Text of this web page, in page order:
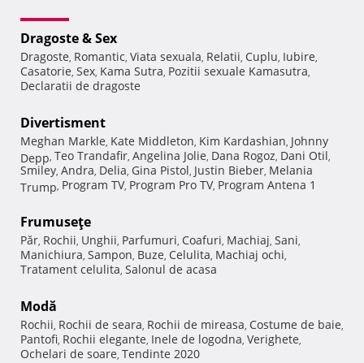
Dragoste & Sex
Dragoste, Romantic, Viata sexuala, Relatii, Cuplu, Iubire,
Casatorie, Sex, Kama Sutra, Pozitii sexuale Kamasutra,
Declaratii de dragoste
Divertisment
Meghan Markle, Kate Middleton, Kim Kardashian, Johnny
Depp, Teo Trandafir, Angelina Jolie, Dana Rogoz, Dani Otil,
Smiley, Andra, Delia, Gina Pistol, Justin Bieber, Melania
Trump, Program TV, Program Pro TV, Program Antena 1
Frumuseţe
Păr, Rochii, Unghii, Parfumuri, Coafuri, Machiaj, Sani,
Manichiura, Sampon, Buze, Celulita, Machiaj ochi,
Tratament celulita, Salonul de acasa
Modă
Rochii, Rochii de seara, Rochii de mireasa, Costume de baie,
Pantofi, Rochii elegante, Inele de logodna, Verighete,
Ochelari de soare, Tendinte 2020